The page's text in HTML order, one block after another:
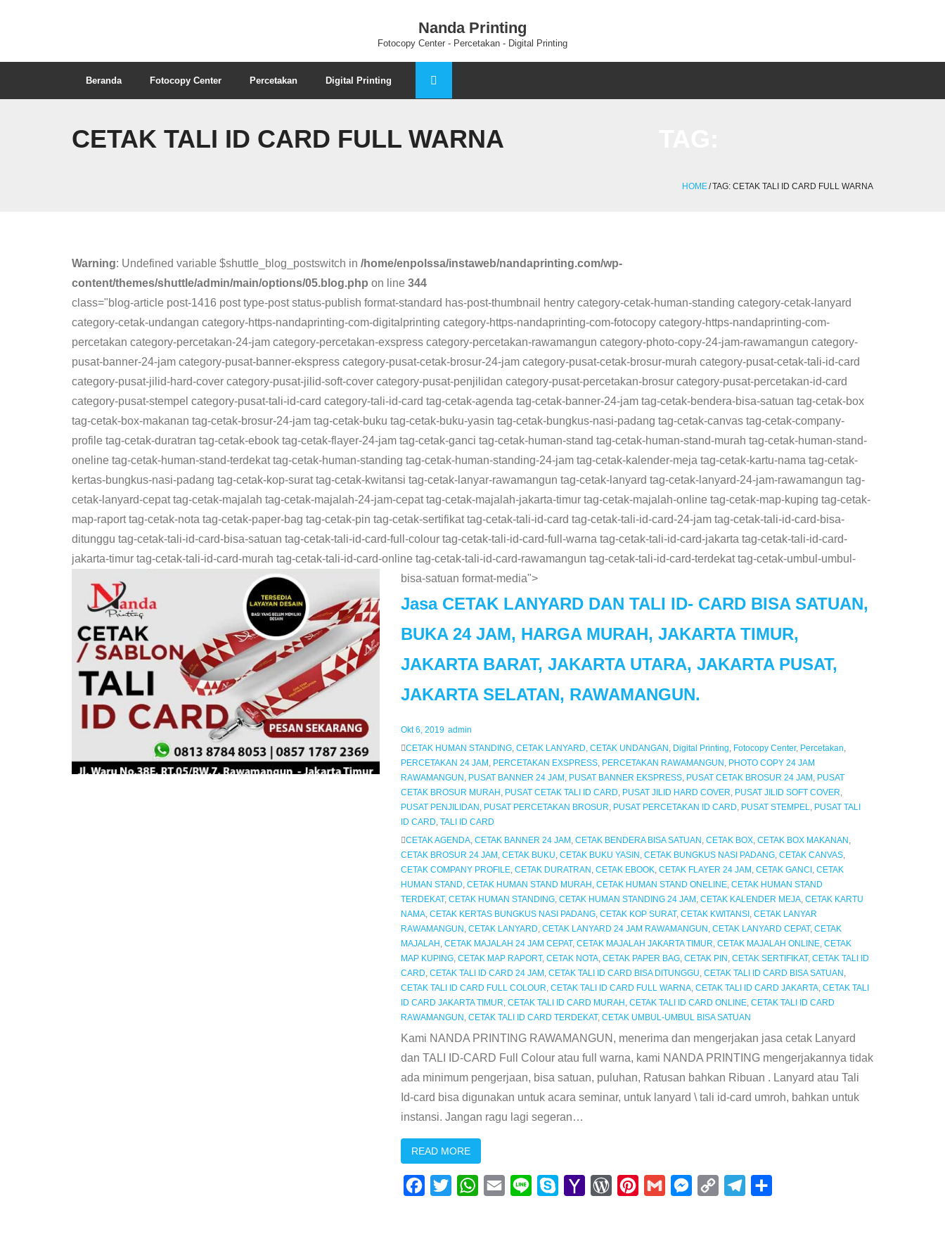
Nanda Printing
Fotocopy Center - Percetakan - Digital Printing
Beranda Fotocopy Center Percetakan Digital Printing
CETAK TALI ID CARD FULL WARNA
HOME/TAG: CETAK TALI ID CARD FULL WARNA
Warning: Undefined variable $shuttle_blog_postswitch in /home/enpolssa/instaweb/nandaprinting.com/wp-
content/themes/shuttle/admin/main/options/05.blog.php on line 344
class="blog-article post-1416 post type-post status-publish format-standard has-post-thumbnail hentry category-cetak-human-standing category-cetak-lanyard
category-cetak-undangan category-https-nandaprinting-com-digitalprinting category-https-nandaprinting-com-fotocopy category-https-nandaprinting-com-
percetakan category-percetakan-24-jam category-percetakan-exspress category-percetakan-rawamangun category-photo-copy-24-jam-rawamangun category-
pusat-banner-24-jam category-pusat-banner-ekspress category-pusat-cetak-brosur-24-jam category-pusat-cetak-brosur-murah category-pusat-cetak-tali-id-card
category-pusat-jilid-hard-cover category-pusat-jilid-soft-cover category-pusat-penjilidan category-pusat-percetakan-brosur category-pusat-percetakan-id-card
category-pusat-stempel category-pusat-tali-id-card category-tali-id-card tag-cetak-agenda tag-cetak-banner-24-jam tag-cetak-bendera-bisa-satuan tag-cetak-box
tag-cetak-box-makanan tag-cetak-brosur-24-jam tag-cetak-buku tag-cetak-buku-yasin tag-cetak-bungkus-nasi-padang tag-cetak-canvas tag-cetak-company-
profile tag-cetak-duratran tag-cetak-ebook tag-cetak-flayer-24-jam tag-cetak-ganci tag-cetak-human-stand tag-cetak-human-stand-murah tag-cetak-human-stand-
oneline tag-cetak-human-stand-terdekat tag-cetak-human-standing tag-cetak-human-standing-24-jam tag-cetak-kalender-meja tag-cetak-kartu-nama tag-cetak-
kertas-bungkus-nasi-padang tag-cetak-kop-surat tag-cetak-kwitansi tag-cetak-lanyar-rawamangun tag-cetak-lanyard tag-cetak-lanyard-24-jam-rawamangun tag-
cetak-lanyard-cepat tag-cetak-majalah tag-cetak-majalah-24-jam-cepat tag-cetak-majalah-jakarta-timur tag-cetak-majalah-online tag-cetak-map-kuping tag-cetak-
map-raport tag-cetak-nota tag-cetak-paper-bag tag-cetak-pin tag-cetak-sertifikat tag-cetak-tali-id-card tag-cetak-tali-id-card-24-jam tag-cetak-tali-id-card-bisa-
ditunggu tag-cetak-tali-id-card-bisa-satuan tag-cetak-tali-id-card-full-colour tag-cetak-tali-id-card-full-warna tag-cetak-tali-id-card-jakarta tag-cetak-tali-id-card-
jakarta-timur tag-cetak-tali-id-card-murah tag-cetak-tali-id-card-online tag-cetak-tali-id-card-rawamangun tag-cetak-tali-id-card-terdekat tag-cetak-umbul-umbul-
bisa-satuan format-media">
Jasa CETAK LANYARD DAN TALI ID- CARD BISA SATUAN,
BUKA 24 JAM, HARGA MURAH, JAKARTA TIMUR,
JAKARTA BARAT, JAKARTA UTARA, JAKARTA PUSAT,
JAKARTA SELATAN, RAWAMANGUN.
Okt 6, 2019 admin
CETAK HUMAN STANDING, CETAK LANYARD, CETAK UNDANGAN , Digital Printing, Fotocopy Center, Percetakan,
PERCETAKAN 24 JAM , PERCETAKAN EXSPRESS, PERCETAKAN RAWAMANGUN , PHOTO COPY 24 JAM
RAWAMANGUN , PUSAT BANNER 24 JAM , PUSAT BANNER EKSPRESS, PUSAT CETAK BROSUR 24 JAM , PUSAT
CETAK BROSUR MURAH , PUSAT CETAK TALI ID CARD, PUSAT JILID HARD COVER, PUSAT JILID SOFT COVER,
PUSAT PENJILIDAN , PUSAT PERCETAKAN BROSUR, PUSAT PERCETAKAN ID CARD, PUSAT STEMPEL, PUSAT TALI
ID CARD, TALI ID CARD
CETAK AGENDA, CETAK BANNER 24 JAM , CETAK BENDERA BISA SATUAN , CETAK BOX, CETAK BOX MAKANAN ,
CETAK BROSUR 24 JAM , CETAK BUKU, CETAK BUKU YASIN , CETAK BUNGKUS NASI PADANG, CETAK CANVAS,
CETAK COMPANY PROFILE, CETAK DURATRAN , CETAK EBOOK, CETAK FLAYER 24 JAM , CETAK GANCI , CETAK
HUMAN STAND, CETAK HUMAN STAND MURAH , CETAK HUMAN STAND ONELINE, CETAK HUMAN STAND
TERDEKAT, CETAK HUMAN STANDING, CETAK HUMAN STANDING 24 JAM , CETAK KALENDER MEJA, CETAK KARTU
NAMA, CETAK KERTAS BUNGKUS NASI PADANG, CETAK KOP SURAT, CETAK KWITANSI , CETAK LANYAR
RAWAMANGUN , CETAK LANYARD, CETAK LANYARD 24 JAM RAWAMANGUN , CETAK LANYARD CEPAT, CETAK
MAJALAH , CETAK MAJALAH 24 JAM CEPAT, CETAK MAJALAH JAKARTA TIMUR, CETAK MAJALAH ONLINE, CETAK
MAP KUPING, CETAK MAP RAPORT, CETAK NOTA, CETAK PAPER BAG, CETAK PIN , CETAK SERTIFIKAT, CETAK TALI ID
CARD, CETAK TALI ID CARD 24 JAM , CETAK TALI ID CARD BISA DITUNGGU, CETAK TALI ID CARD BISA SATUAN ,
CETAK TALI ID CARD FULL COLOUR, CETAK TALI ID CARD FULL WARNA, CETAK TALI ID CARD JAKARTA, CETAK TALI
ID CARD JAKARTA TIMUR, CETAK TALI ID CARD MURAH , CETAK TALI ID CARD ONLINE, CETAK TALI ID CARD
RAWAMANGUN , CETAK TALI ID CARD TERDEKAT, CETAK UMBUL-UMBUL BISA SATUAN
Kami NANDA PRINTING RAWAMANGUN, menerima dan mengerjakan jasa cetak Lanyard
dan TALI ID-CARD Full Colour atau full warna, kami NANDA PRINTING mengerjakannya tidak
ada minimum pengerjaan, bisa satuan, puluhan, Ratusan bahkan Ribuan . Lanyard atau Tali
Id-card bisa digunakan untuk acara seminar, untuk lanyard \ tali id-card umroh, bahkan untuk
instansi. Jangan ragu lagi segeran…
READ MORE
W
W